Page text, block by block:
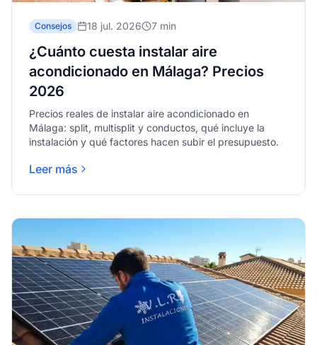
Consejos 18 jul. 2026 7 min
¿Cuánto cuesta instalar aire
acondicionado en Málaga? Precios
2026
Precios reales de instalar aire acondicionado en
Málaga: split, multisplit y conductos, qué incluye la
instalación y qué factores hacen subir el presupuesto.
Leer más